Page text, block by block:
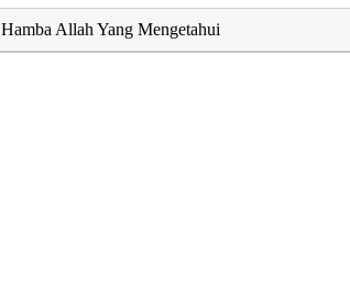
Hamba Allah Yang Mengetahui